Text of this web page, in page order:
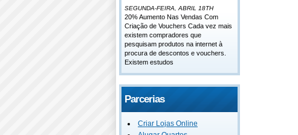
SEGUNDA-FEIRA, ABRIL 18TH
20% Aumento Nas Vendas Com
Criação de Vouchers Cada vez mais
existem compradores que
pesquisam produtos na internet à
procura de descontos e vouchers.
Existem estudos
Parcerias
Criar Lojas Online